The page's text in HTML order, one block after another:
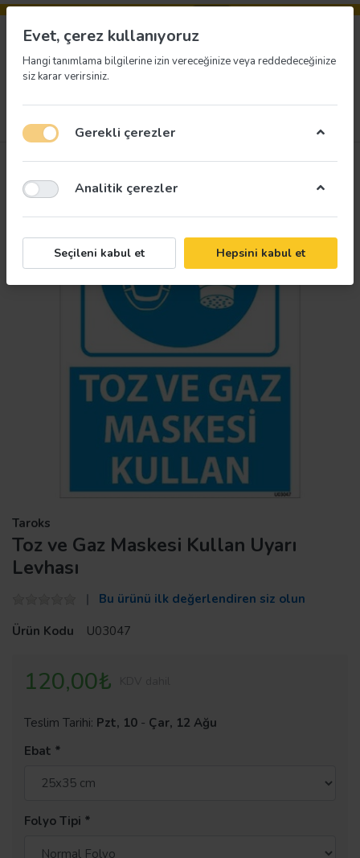
Taroks
Toz ve Gaz Maskesi Kullan Uyarı
Levhası
Bu ürünü ilk değerlendiren siz olun
Ürün Kodu
U03047
120,00₺
Teslim Tarihi: Pzt, 10 - Çar, 12 Ağu
Ebat
Folyo Tipi
Evet, çerez kullanıyoruz
Hangi tanımlama bilgilerine izin vereceğinize veya reddedeceğinize
siz karar verirsiniz.
Gerekli çerezler
Analitik çerezler
Seçileni kabul et Hepsini kabul et